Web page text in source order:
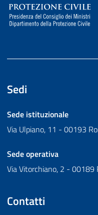
Sedi
Sede istituzionale
Via Ulpiano, 11 - 00193
Sede operativa
Via Vitorchiano, 2 - 00189
Contatti